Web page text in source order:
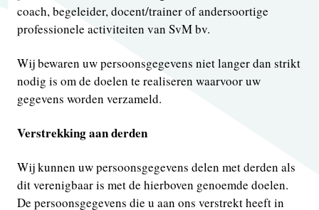
coach, begeleider, docent/trainer of andersoortige
professionele activiteiten van SvM bv.
Wij bewaren uw persoonsgegevens niet langer dan strikt
nodig is om de doelen te realiseren waarvoor uw
gegevens worden verzameld.
Verstrekking aan derden
Wij kunnen uw persoonsgegevens delen met derden als
dit verenigbaar is met de hierboven genoemde doelen.
De persoonsgegevens die u aan ons verstrekt heeft in